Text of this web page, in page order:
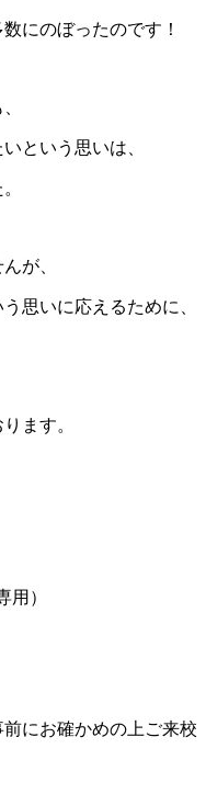
にのぼったのです！
という思いは、
が、
思いに応えるために、
ます。
用）
前にお確かめの上ご来校